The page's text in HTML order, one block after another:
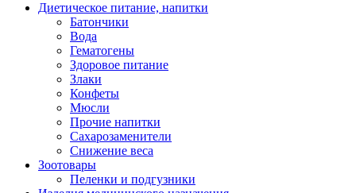
Диетическое питание, напитки
Батончики
Вода
Гематогены
Здоровое питание
Злаки
Конфеты
Мюсли
Прочие напитки
Сахарозаменители
Снижение веса
Зоотовары
Пеленки и подгузники